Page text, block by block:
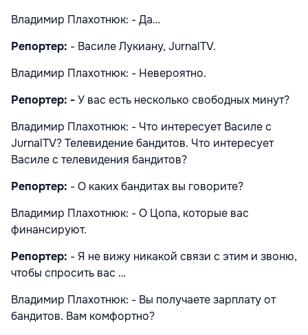
Владимир Плахотнюк: - Да…
Репортер: - Василе Лукиану, JurnalTV.
Владимир Плахотнюк: - Невероятно.
Репортер: -У вас есть несколько свободных минут?
Владимир Плахотнюк: - Что интересует Василе с
JurnalTV? Телевидение бандитов. Что интересует
Василе с телевидения бандитов?
Репортер: - О каких бандитах вы говорите?
Владимир Плахотнюк: - О Цопа, которые вас
финансируют.
Репортер: - Я не вижу никакой связи с этим и звоню,
чтобы спросить вас …
Владимир Плахотнюк: - Вы получаете зарплату от
бандитов. Вам комфортно?